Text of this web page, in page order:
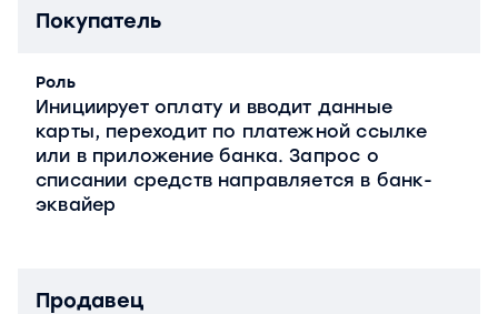
Покупатель
Роль
Инициирует оплату и вводит данные
карты, переходит по платежной ссылке
или в приложение банка. Запрос о
списании средств направляется в банк-
эквайер
Продавец